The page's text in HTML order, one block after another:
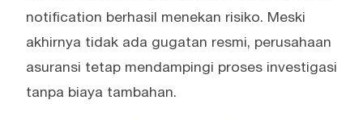
notification berhasil menekan risiko. Meski
akhirnya tidak ada gugatan resmi, perusahaan
asuransi tetap mendampingi proses investigasi
tanpa biaya tambahan.